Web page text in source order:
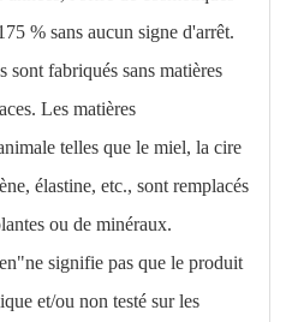
% sans aucun signe d'arrêt.
sont fabriqués sans matières
Les matières
telles que le miel, la cire
, élastine, etc., sont remplacés
ou de minéraux.
signifie pas que le produit
et/ou non testé sur les